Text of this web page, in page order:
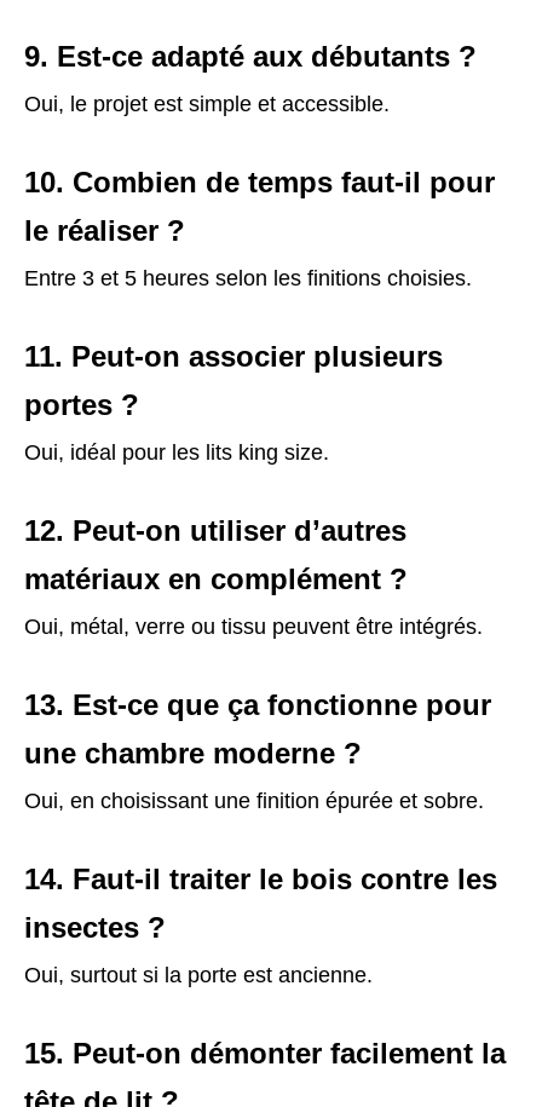
9. Est-ce adapté aux débutants ?
Oui, le projet est simple et accessible.
10. Combien de temps faut-il pour
le réaliser ?
Entre 3 et 5 heures selon les finitions choisies.
11. Peut-on associer plusieurs
portes ?
Oui, idéal pour les lits king size.
12. Peut-on utiliser d’autres
matériaux en complément ?
Oui, métal, verre ou tissu peuvent être intégrés.
13. Est-ce que ça fonctionne pour
une chambre moderne ?
Oui, en choisissant une finition épurée et sobre.
14. Faut-il traiter le bois contre les
insectes ?
Oui, surtout si la porte est ancienne.
15. Peut-on démonter facilement la